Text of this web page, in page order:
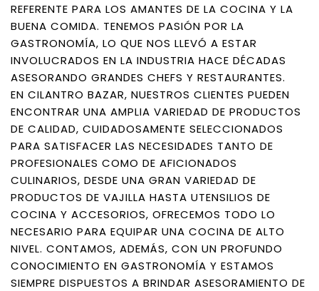
REFERENTE PARA LOS AMANTES DE LA COCINA Y LA
BUENA COMIDA. TENEMOS PASIÓN POR LA
GASTRONOMÍA, LO QUE NOS LLEVÓ A ESTAR
INVOLUCRADOS EN LA INDUSTRIA HACE DÉCADAS
ASESORANDO GRANDES CHEFS Y RESTAURANTES.
EN CILANTRO BAZAR, NUESTROS CLIENTES PUEDEN
ENCONTRAR UNA AMPLIA VARIEDAD DE PRODUCTOS
DE CALIDAD, CUIDADOSAMENTE SELECCIONADOS
PARA SATISFACER LAS NECESIDADES TANTO DE
PROFESIONALES COMO DE AFICIONADOS
CULINARIOS, DESDE UNA GRAN VARIEDAD DE
PRODUCTOS DE VAJILLA HASTA UTENSILIOS DE
COCINA Y ACCESORIOS, OFRECEMOS TODO LO
NECESARIO PARA EQUIPAR UNA COCINA DE ALTO
NIVEL. CONTAMOS, ADEMÁS, CON UN PROFUNDO
CONOCIMIENTO EN GASTRONOMÍA Y ESTAMOS
SIEMPRE DISPUESTOS A BRINDAR ASESORAMIENTO DE